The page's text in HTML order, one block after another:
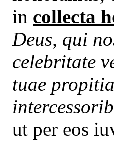
in collecta
Deus, qui
celebritate
tuae
ut per eos